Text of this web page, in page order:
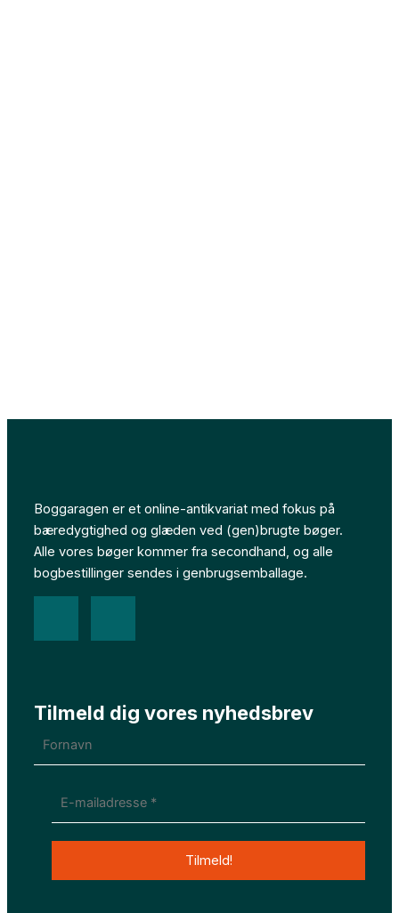
Boggaragen er et online-antikvariat med fokus på
bæredygtighed og glæden ved (gen)brugte bøger.
Alle vores bøger kommer fra secondhand, og alle
bogbestillinger sendes i genbrugsemballage.
c
e
b
o
o
s
t
a
g
r
Tilmeld dig vores nyhedsbrev